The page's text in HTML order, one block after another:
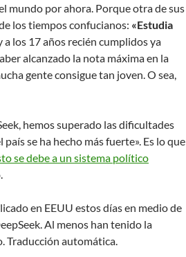
mundo por ahora. Porque otra de sus
los tiempos confucianos: «Estudia
a los 17 años recién cumplidos ya
alcanzado la nota máxima en la
gente consigue tan joven. O sea,
hemos superado las dificultades
se ha hecho más fuerte». Es lo que
se debe a un sistema político
en EEUU estos días en medio de
Al menos han tenido la
Traducción automática.